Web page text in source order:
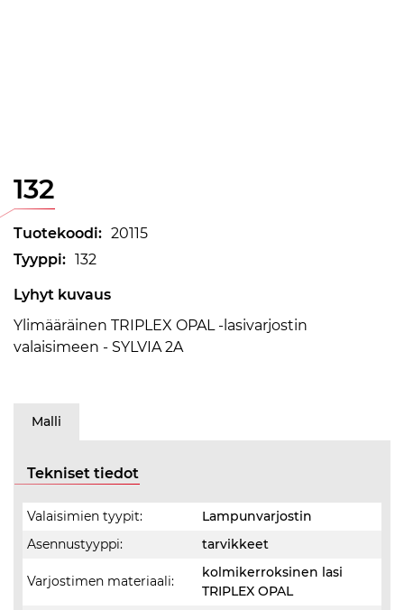
132
Tuotekoodi: 20115
Tyyppi: 132
Lyhyt kuvaus
Ylimääräinen TRIPLEX OPAL -lasivarjostin
valaisimeen - SYLVIA 2A
Malli
Tekniset tiedot
Valaisimien tyypit:
Lampunvarjostin
Asennustyyppi:
tarvikkeet
Varjostimen materiaali:
kolmikerroksinen lasi
TRIPLEX OPAL